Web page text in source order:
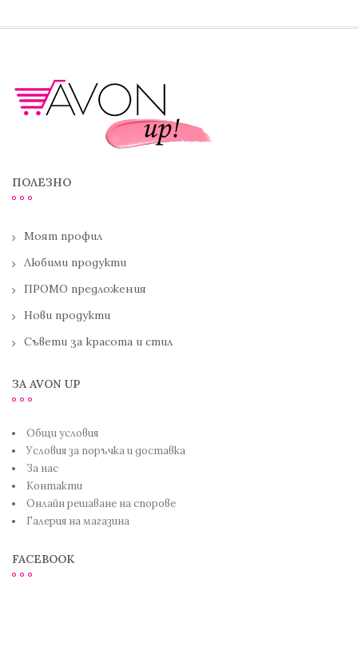
ПОЛЕЗНО
Моят профил
Любими продукти
ПРОМО предложения
Нови продукти
Съвети за красота и стил
ЗА AVON UP
Общи условия
Условия за поръчка и доставка
За нас
Контакти
Онлайн решаване на спорове
Галерия на магазина
FACEBOOK